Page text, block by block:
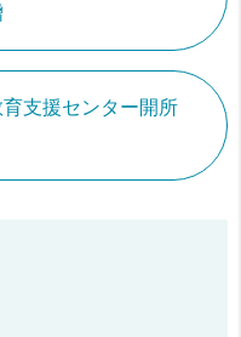
支援センター開所